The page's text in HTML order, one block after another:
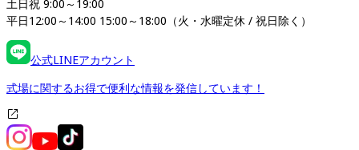
土日祝 9:00～19:00
平日12:00～14:00 15:00～18:00（火・水曜定休 / 祝日除く）
公式LINEアカウント
式場に関するお得で便利な情報を発信しています！